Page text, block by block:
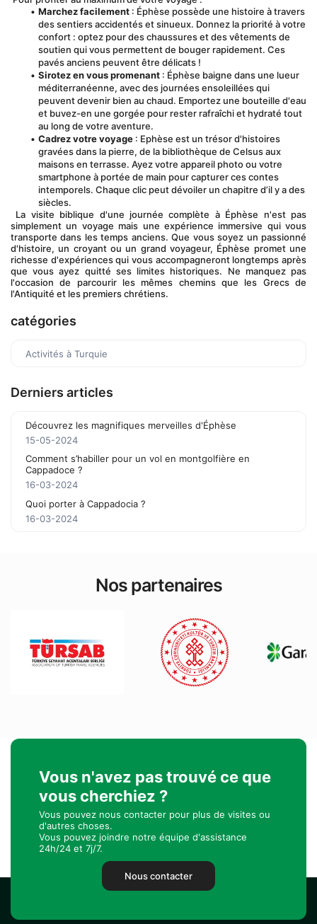
Marchez facilement : Éphèse possède une histoire à travers
des sentiers accidentés et sinueux. Donnez la priorité à votre
confort : optez pour des chaussures et des vêtements de
soutien qui vous permettent de bouger rapidement. Ces
pavés anciens peuvent être délicats !
Sirotez en vous promenant : Éphèse baigne dans une lueur
méditerranéenne, avec des journées ensoleillées qui
peuvent devenir bien au chaud. Emportez une bouteille d'eau
et buvez-en une gorgée pour rester rafraîchi et hydraté tout
au long de votre aventure.
Cadrez votre voyage : Ephèse est un trésor d'histoires
gravées dans la pierre, de la bibliothèque de Celsus aux
maisons en terrasse. Ayez votre appareil photo ou votre
smartphone à portée de main pour capturer ces contes
intemporels. Chaque clic peut dévoiler un chapitre d’il y a des
siècles.
simplement un voyage mais une expérience immersive qui vous
transporte dans les temps anciens. Que vous soyez un passionné
d'histoire, un croyant ou un grand voyageur, Éphèse promet une
richesse d'expériences qui vous accompagneront longtemps après
que vous ayez quitté ses limites historiques. Ne manquez pas
l'occasion de parcourir les mêmes chemins que les Grecs de
l'Antiquité et les premiers chrétiens.
catégories
Activités à Turquie
Derniers articles
Découvrez les magnifiques merveilles d'Éphèse
15-05-2024
Comment s’habiller pour un vol en montgolfière en
Cappadoce ?
16-03-2024
Quoi porter à Cappadocia ?
16-03-2024
Nos partenaires
Vous n'avez pas trouvé ce que
vous cherchiez ?
Vous pouvez nous contacter pour plus de visites ou
d'autres choses.
Vous pouvez joindre notre équipe d'assistance
24h/24 et 7j/7.
Nous contacter